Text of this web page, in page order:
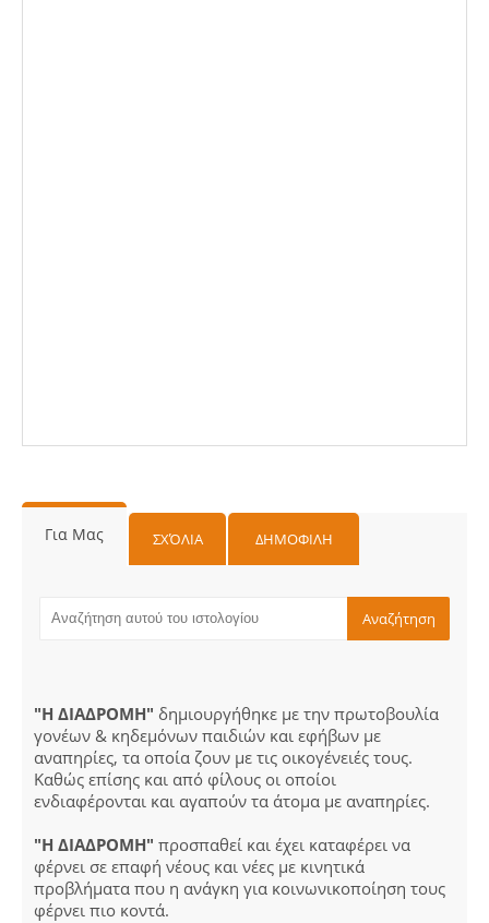
Για Μας ΣΧΌΛΙΑ ΔΗΜΟΦΙΛΗ
"Η ΔΙΑΔΡΟΜΗ" δημιουργήθηκε με την πρωτοβουλία
γονέων & κηδεμόνων παιδιών και εφήβων με
αναπηρίες, τα οποία ζουν με τις οικογένειές τους.
Καθώς επίσης και από φίλους οι οποίοι
ενδιαφέρονται και αγαπούν τα άτομα με αναπηρίες.
"Η ΔΙΑΔΡΟΜΗ" προσπαθεί και έχει καταφέρει να
φέρνει σε επαφή νέους και νέες με κινητικά
προβλήματα που η ανάγκη για κοινωνικοποίηση τους
φέρνει πιο κοντά.